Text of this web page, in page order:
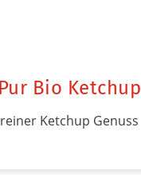
Pur Bio Ketchup
reiner Ketchup Genuss